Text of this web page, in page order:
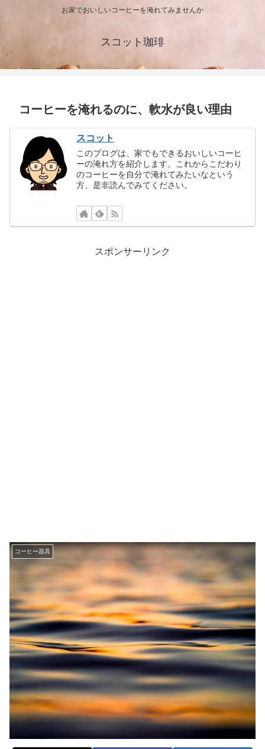
お家でおいしいコーヒーを淹れてみませんか
スコット珈琲
コーヒーを淹れるのに、軟水が良い理由
スコット
このブログは、家でもできるおいしいコーヒ
ーの淹れ方を紹介します。これからこだわり
のコーヒーを自分で淹れてみたいなという
方、是非読んでみてください。
スポンサーリンク
コーヒー器具